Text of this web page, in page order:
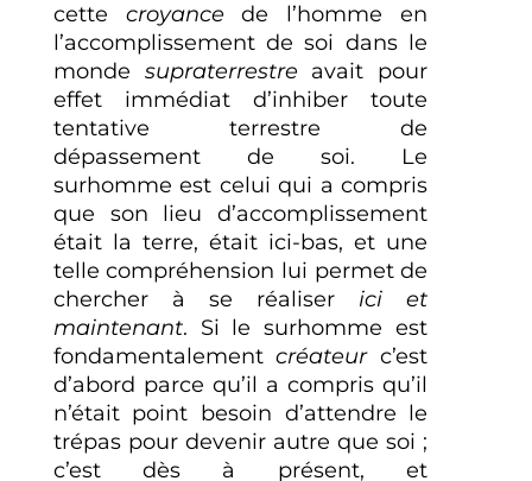
cette croyancede l’homme en
l’accomplissement de soi dans le
monde supraterrestre avait pour
effet immédiat d’inhiber toute
tentative terrestre de
dépassement de soi. Le
surhomme est celui qui a compris
que son lieu d’accomplissement
était la terre, était ici-bas, et une
telle compréhension lui permet de
chercher à se réaliser ici et
maintenant. Si le surhomme est
fondamentalementcréateurc’est
d’abord parce qu’il a compris qu’il
n’était point besoin d’attendre le
trépas pour devenir autre que soi ;
c’est dès à présent, et